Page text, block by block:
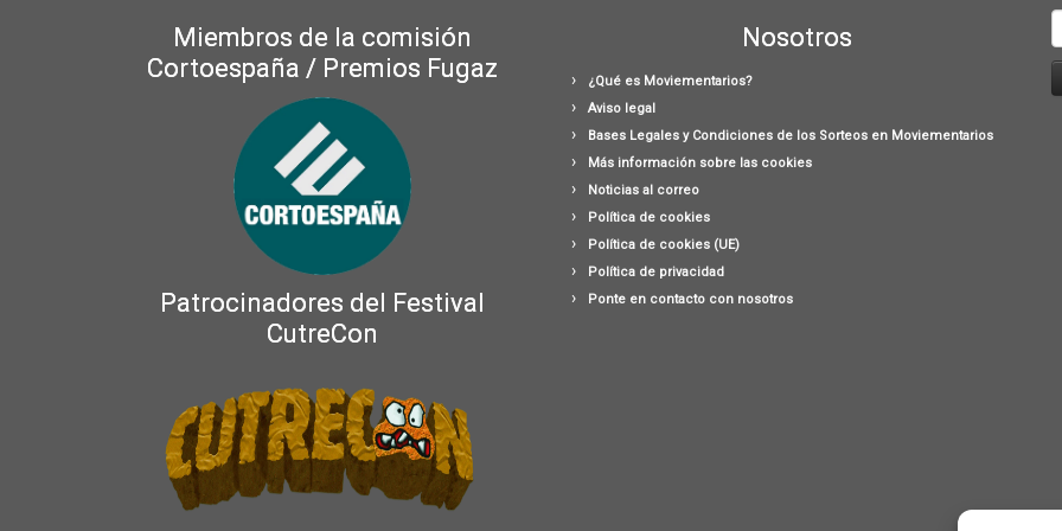
Miembros de la comisión
Cortoespaña / Premios Fugaz
Patrocinadores del Festival
CutreCon
Nosotros
¿Qué es Moviementarios?
Aviso legal
Bases Legales y Condiciones de los Sorteos en Moviementarios
Más información sobre las cookies
Noticias al correo
Política de cookies
Política de cookies (UE)
Política de privacidad
Ponte en contacto con nosotros